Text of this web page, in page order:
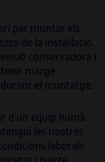
per muntar els
de la instal·lació.
conservadora i
marge
durant el muntatge.
d’un equip humà
les nostres
laborals
des del 2018.